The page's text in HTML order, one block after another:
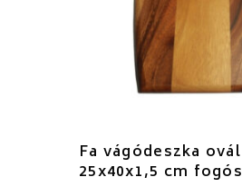
Fa vágódeszka ovál
25x40x1,5 cm fogós